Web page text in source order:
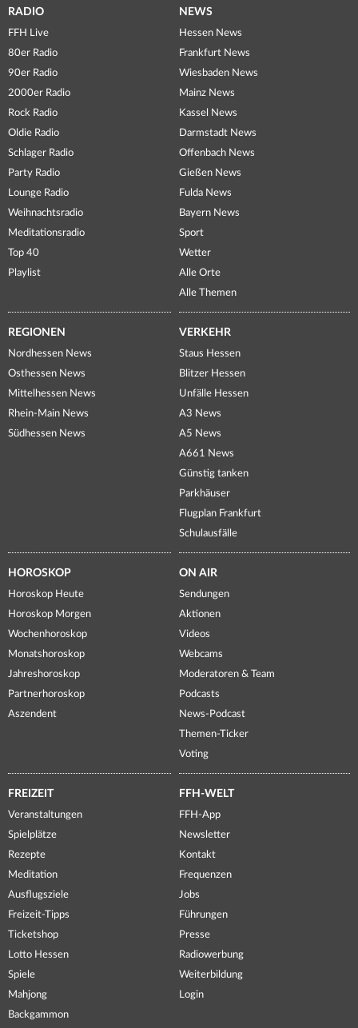
RADIO
FFH Live
80er Radio
90er Radio
2000er Radio
Rock Radio
Oldie Radio
Schlager Radio
Party Radio
Lounge Radio
Weihnachtsradio
Meditationsradio
Top 40
Playlist
NEWS
Hessen News
Frankfurt News
Wiesbaden News
Mainz News
Kassel News
Darmstadt News
Offenbach News
Gießen News
Fulda News
Bayern News
Sport
Wetter
Alle Orte
Alle Themen
REGIONEN
Nordhessen News
Osthessen News
Mittelhessen News
Rhein-Main News
Südhessen News
VERKEHR
Staus Hessen
Blitzer Hessen
Unfälle Hessen
A3 News
A5 News
A661 News
Günstig tanken
Parkhäuser
Flugplan Frankfurt
Schulausfälle
HOROSKOP
Horoskop Heute
Horoskop Morgen
Wochenhoroskop
Monatshoroskop
Jahreshoroskop
Partnerhoroskop
Aszendent
ON AIR
Sendungen
Aktionen
Videos
Webcams
Moderatoren & Team
Podcasts
News-Podcast
Themen-Ticker
Voting
FREIZEIT
Veranstaltungen
Spielplätze
Rezepte
Meditation
Ausflugsziele
Freizeit-Tipps
Ticketshop
Lotto Hessen
Spiele
Mahjong
Backgammon
FFH-WELT
FFH-App
Newsletter
Kontakt
Frequenzen
Jobs
Führungen
Presse
Radiowerbung
Weiterbildung
Login